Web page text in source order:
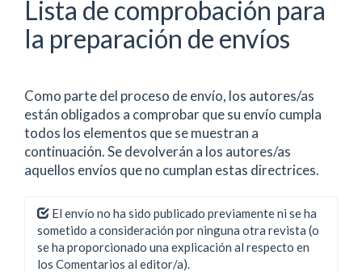
Lista de comprobación para
la preparación de envíos
Como parte del proceso de envío, los autores/as
están obligados a comprobar que su envío cumpla
todos los elementos que se muestran a
continuación. Se devolverán a los autores/as
aquellos envíos que no cumplan estas directrices.
El envío no ha sido publicado previamente ni se ha
sometido a consideración por ninguna otra revista (o
se ha proporcionado una explicación al respecto en
los Comentarios al editor/a).